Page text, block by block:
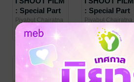
: Special Part
Two
Piyabut Chairatna
/ I SHOOT FILM
MAGAZINE
ศิลปะและภาพถ่าย
No Rating
: Special Part
One
Piyabut Chairatna
/ I SHOOT FILM
MAGAZINE
ศิลปะและภาพถ่าย
No Rating